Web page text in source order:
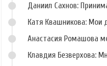
Даниил Сахнов:
Катя Квашникова: Мои
Анастасия Ромашова
Клавдия Безверхова: